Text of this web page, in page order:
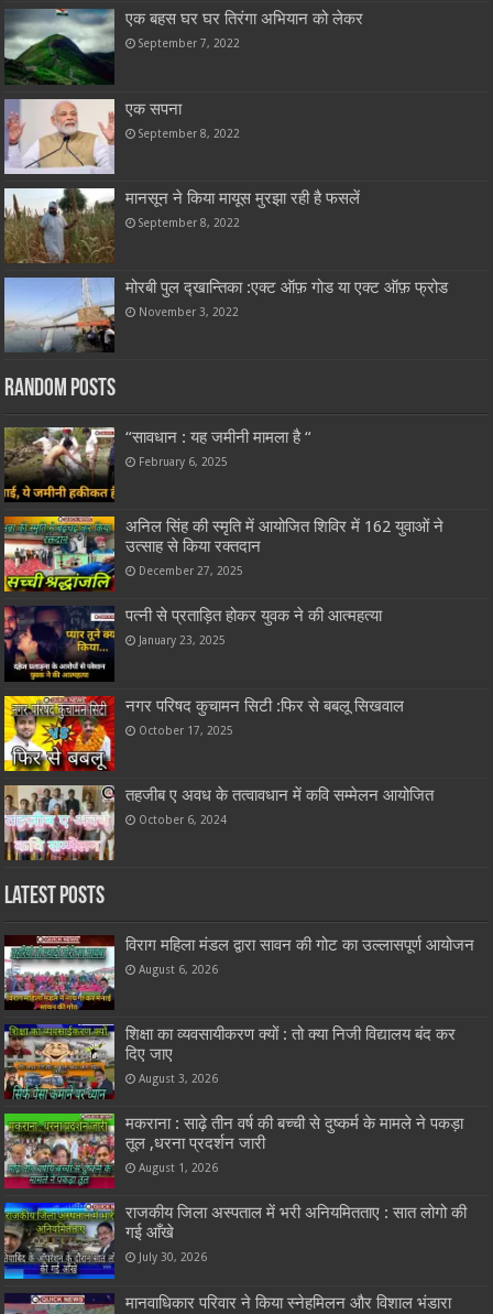
एक बहस घर घर तिरंगा अभियान को लेकर
September 7, 2022
एक सपना
September 8, 2022
मानसून ने किया मायूस मुरझा रही है फसलें
September 8, 2022
मोरबी पुल द्खान्तिका :एक्ट ऑफ़ गोड या एक्ट ऑफ़ फ्रोड
November 3, 2022
Random Posts
“सावधान : यह जमीनी मामला है “
February 6, 2025
अनिल सिंह की स्मृति में आयोजित शिविर में 162 युवाओं ने
उत्साह से किया रक्तदान
December 27, 2025
पत्नी से प्रताड़ित होकर युवक ने की आत्महत्या
January 23, 2025
नगर परिषद कुचामन सिटी :फिर से बबलू सिखवाल
October 17, 2025
तहजीब ए अवध के तत्वावधान में कवि सम्मेलन आयोजित
October 6, 2024
Latest Posts
विराग महिला मंडल द्वारा सावन की गोट का उल्लासपूर्ण आयोजन
August 6, 2026
शिक्षा का व्यवसायीकरण क्यों : तो क्या निजी विद्यालय बंद कर
दिए जाए
August 3, 2026
मकराना : साढ़े तीन वर्ष की बच्ची से दुष्कर्म के मामले ने पकड़ा
तूल ,धरना प्रदर्शन जारी
August 1, 2026
राजकीय जिला अस्पताल में भरी अनियमितताए : सात लोगो की
गई आँखे
July 30, 2026
मानवाधिकार परिवार ने किया स्नेहमिलन और विशाल भंडारा